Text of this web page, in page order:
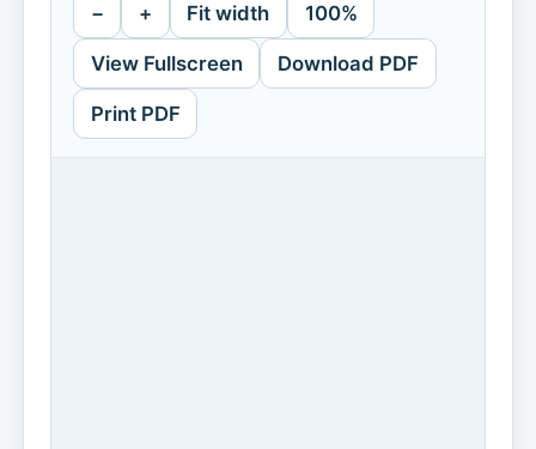
− + Fit width 100%
View Fullscreen Download PDF
Print PDF